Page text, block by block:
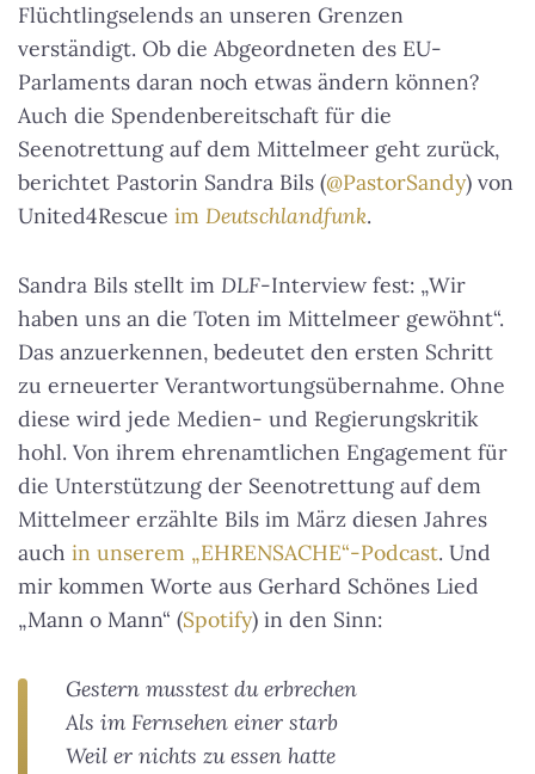
Flüchtlingselends an unseren Grenzen
verständigt. Ob die Abgeordneten des EU-
Parlaments daran noch etwas ändern können?
Auch die Spendenbereitschaft für die
Seenotrettung auf dem Mittelmeer geht zurück,
berichtet Pastorin Sandra Bils (@PastorSandy) von
United4Rescue im Deutschlandfunk.
Sandra Bils stellt im DLF-Interview fest: „Wir
haben uns an die Toten im Mittelmeer gewöhnt“.
Das anzuerkennen, bedeutet den ersten Schritt
zu erneuerter Verantwortungsübernahme. Ohne
diese wird jede Medien- und Regierungskritik
hohl. Von ihrem ehrenamtlichen Engagement für
die Unterstützung der Seenotrettung auf dem
Mittelmeer erzählte Bils im März diesen Jahres
auch in unserem „EHRENSACHE“-Podcast. Und
mir kommen Worte aus Gerhard Schönes Lied
„Mann o Mann“ (Spotify) in den Sinn:
Gestern musstest du erbrechen
Als im Fernsehen einer starb
Weil er nichts zu essen hatte